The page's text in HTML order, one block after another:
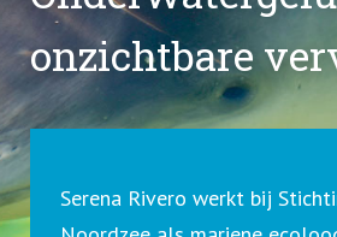
onzichtbare
Serena Rivero werkt bij